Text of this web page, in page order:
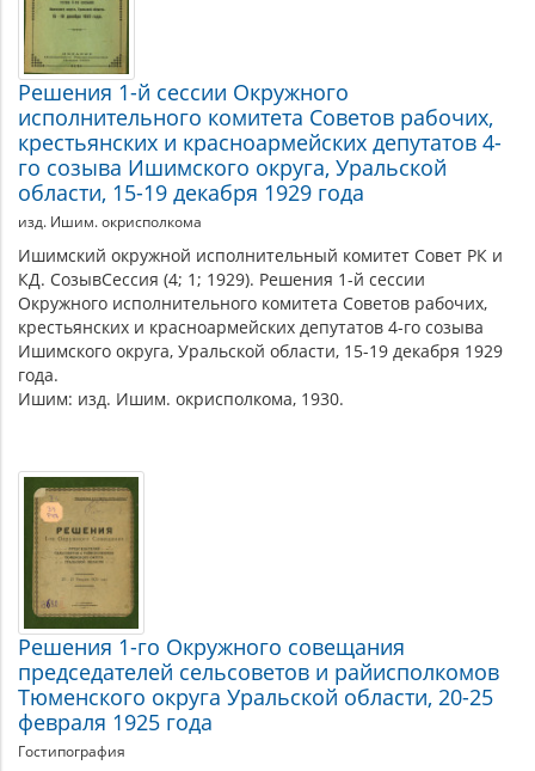
Решения 1-й сессии Окружного
исполнительного комитета Советов рабочих,
крестьянских и красноармейских депутатов 4-
го созыва Ишимского округа, Уральской
области, 15-19 декабря 1929 года
изд. Ишим. окрисполкома
Ишимский окружной исполнительный комитет Совет РК и
КД. СозывСессия (4; 1; 1929). Решения 1-й сессии
Окружного исполнительного комитета Советов рабочих,
крестьянских и красноармейских депутатов 4-го созыва
Ишимского округа, Уральской области, 15-19 декабря 1929
года.
Ишим: изд. Ишим. окрисполкома, 1930.
Решения 1-го Окружного совещания
председателей сельсоветов и райисполкомов
Тюменского округа Уральской области, 20-25
февраля 1925 года
Гостипография